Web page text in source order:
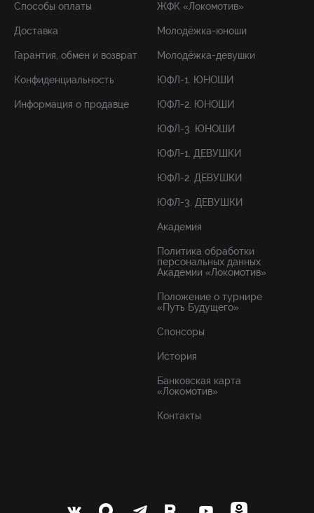
Способы оплаты
Доставка
Гарантия, обмен и возврат
Конфиденциальность
Информация о продавце
ЖФК «Локомотив»
Молодёжка-юноши
Молодёжка-девушки
ЮФЛ-1. ЮНОШИ
ЮФЛ-2. ЮНОШИ
ЮФЛ-3. ЮНОШИ
ЮФЛ-1. ДЕВУШКИ
ЮФЛ-2. ДЕВУШКИ
ЮФЛ-3. ДЕВУШКИ
Академия
Политика обработки
персональных данных
Академии «Локомотив»
Положение о турнире
«Путь Будущего»
Спонсоры
История
Банковская карта
«Локомотив»
Контакты